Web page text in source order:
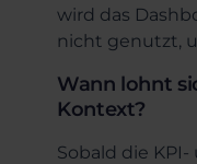
wird das
nicht genutzt,
Wann lohnt
Kontext?
Sobald die